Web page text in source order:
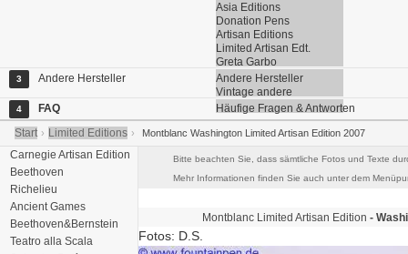
Asia Editions
Donation Pens
Artisan Editions
Limited Artisan Edt.
Greta Garbo
3 Andere Hersteller
Andere Hersteller
Vintage andere
4 FAQ
Häufige Fragen & Antworten
Start › Limited Editions › Montblanc Washington Limited Artisan Edition 2007
Carnegie Artisan Edition
Beethoven
Richelieu
Ancient Games
Beethoven&Bernstein
Teatro alla Scala
Bitte beachten Sie, dass sämtliche Fotos und Texte
Mehr Informationen finden Sie auch unter dem
Montblanc Limited Artisan Edition -
Fotos: D.S.